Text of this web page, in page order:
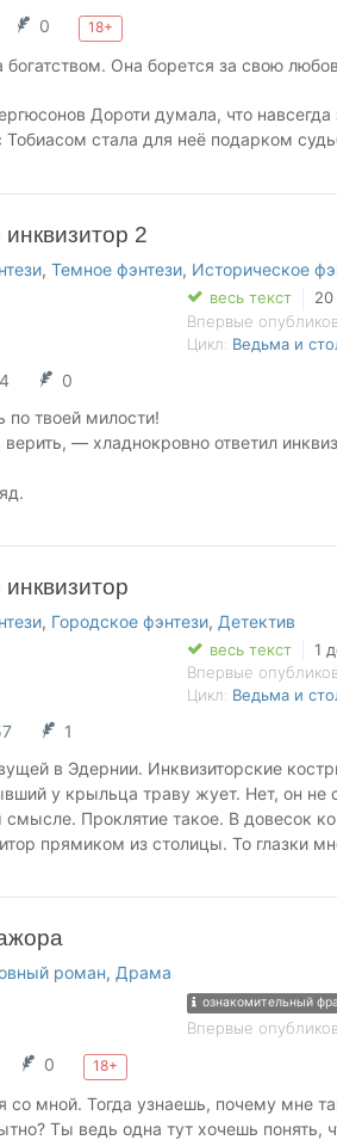
В БИБЛИОТЕКУ И ПОСТАВИТЬ
мое сердце.
0 18+
богатством. Она борется за свою
Дороти думала, что
стала для неё подарком
сын ненавистного семейства, а его
враг.
авантюристка, Альфред
готова на всё, чтобы доказать
вести себя крайне подозрительно,
Фергюсона...
в кармане,
собирается замуж за его брата,
2
, Темное фэнтези, Историческое
весь текст
20
Впервые
Цикл: Ведьма и
0
твоей милости!
— хладнокровно ответил
можешь мне не верить. Мы оба
Ты не оставляешь мне выбора,
снять,
, Городское фэнтези, Детектив
весь текст
1
Впервые
Цикл: Ведьма и
1
в Эдернии. Инквизиторские
у крыльца траву жует. Нет, он не
Проклятие такое. В довесок
прямиком из столицы. То глазки
пропадать. В чудовищ
ищет виноватых, и все улики ведут
модник» кидает такие жаркие
роман, Драма
ознакомительный
Впервые
0 18+
со мной. Тогда узнаешь, почему мне
Ты ведь одна тут хочешь понять,